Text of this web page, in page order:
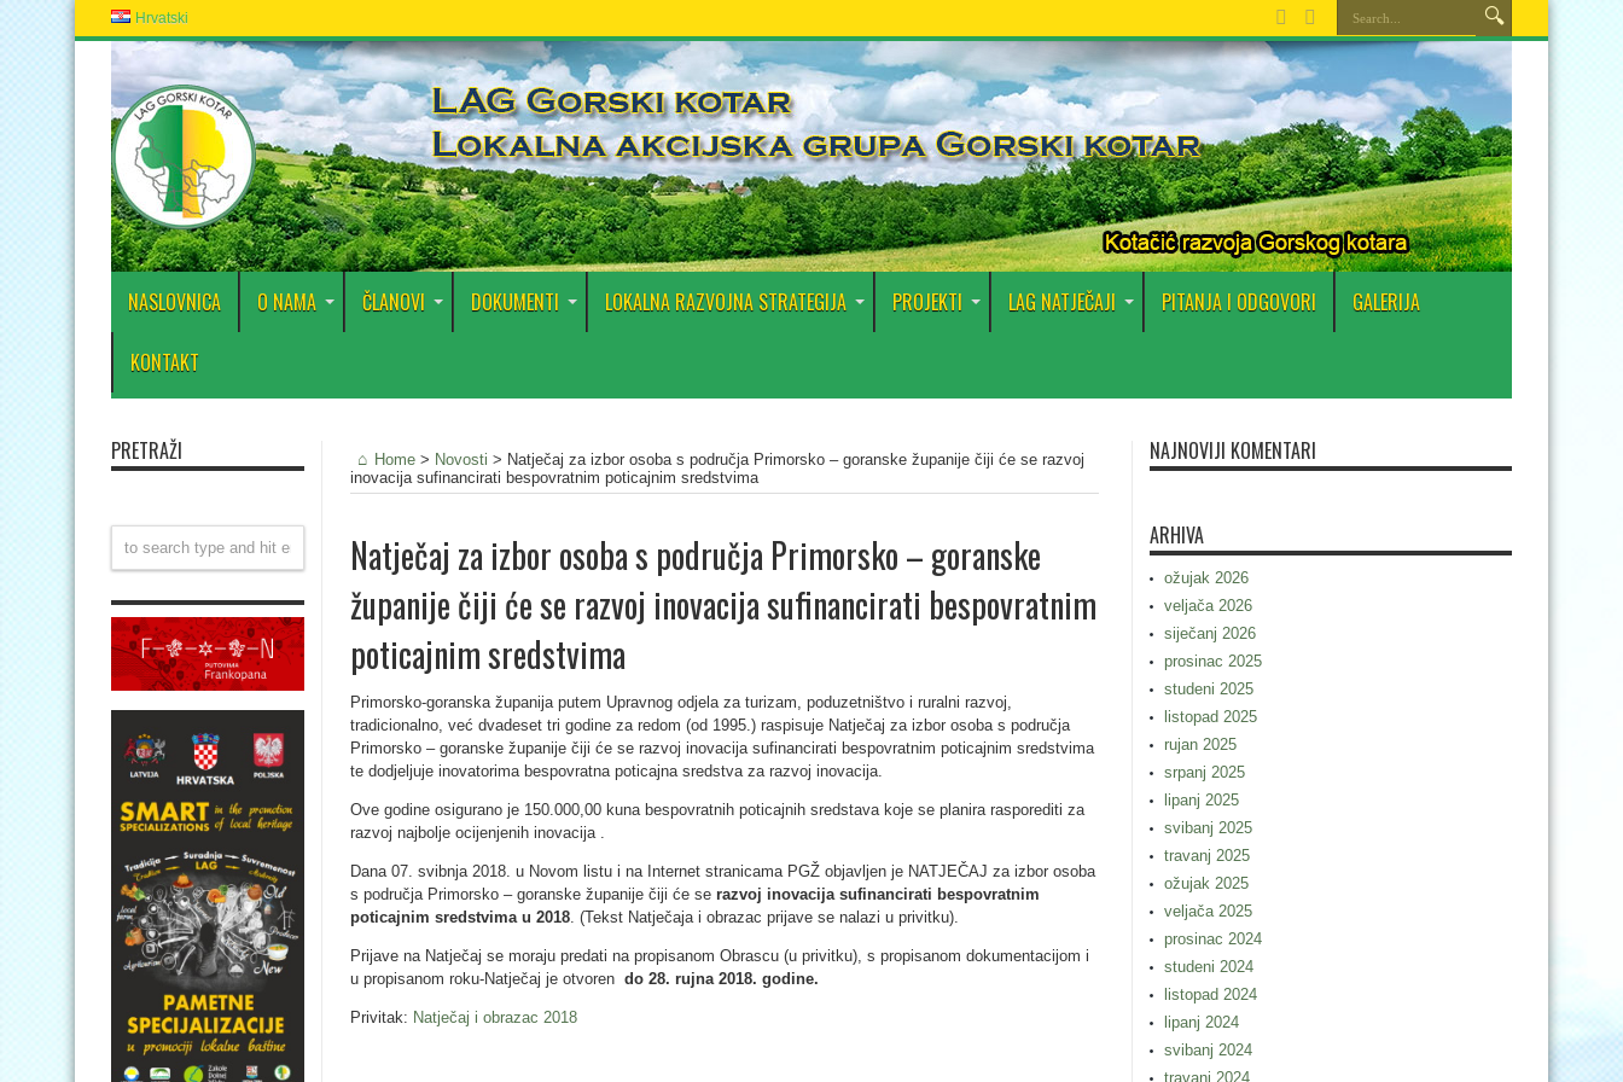
Hrvatski
NASLOVNICA O NAMA ČLANOVI DOKUMENTI LOKALNA RAZVOJNA STRATEGIJA PROJEKTI LAG NATJEČAJI PITANJA I ODGOVORI GALERIJA
KONTAKT
Home > Novosti > Natječaj za izbor osoba s područja Primorsko – goranske županije čiji će se razvoj
inovacija sufinancirati bespovratnim poticajnim sredstvima
Natječaj za izbor osoba s područja Primorsko – goranske
županije čiji će se razvoj inovacija sufinancirati bespovratnim
poticajnim sredstvima
Primorsko-goranska županija putem Upravnog odjela za turizam, poduzetništvo i ruralni razvoj,
tradicionalno, već dvadeset tri godine za redom (od 1995.) raspisuje Natječaj za izbor osoba s područja
Primorsko – goranske županije čiji će se razvoj inovacija sufinancirati bespovratnim poticajnim sredstvima
te dodjeljuje inovatorima bespovratna poticajna sredstva za razvoj inovacija.
Ove godine osigurano je 150.000,00 kuna bespovratnih poticajnih sredstava koje se planira rasporediti za
razvoj najbolje ocijenjenih inovacija .
Dana 07. svibnja 2018. u Novom listu i na Internet stranicama PGŽ objavljen je NATJEČAJ za izbor osoba
s područja Primorsko – goranske županije čiji će se razvoj inovacija sufinancirati bespovratnim
poticajnim sredstvima u 2018. (Tekst Natječaja i obrazac prijave se nalazi u privitku).
Prijave na Natječaj se moraju predati na propisanom Obrascu (u privitku), s propisanom dokumentacijom i
u propisanom roku-Natječaj je otvoren do 28. rujna 2018. godine.
Privitak: Natječaj i obrazac 2018
PRETRAŽI NAJNOVIJI KOMENTARI
ARHIVA
ožujak 2026
veljača 2026
siječanj 2026
prosinac 2025
studeni 2025
listopad 2025
rujan 2025
srpanj 2025
lipanj 2025
svibanj 2025
travanj 2025
ožujak 2025
veljača 2025
prosinac 2024
studeni 2024
listopad 2024
lipanj 2024
svibanj 2024
travanj 2024